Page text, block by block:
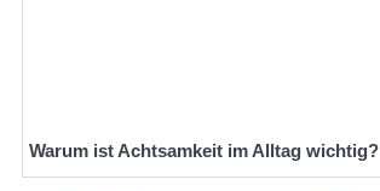
Warum ist Achtsamkeit im Alltag wichtig?